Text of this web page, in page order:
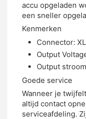
accu opgeladen
een sneller
Kenmerken
Connector:
Output
Output
Goede service
Wanneer je
altijd contact
serviceafdeling.